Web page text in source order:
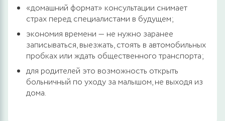
«домашний формат» консультации снимает
страх перед специалистами в будущем;
экономия времени — не нужно заранее
записываться, выезжать, стоять в автомобильных
пробках или ждать общественного транспорта;
для родителей это возможность открыть
больничный по уходу за малышом, не выходя из
дома.